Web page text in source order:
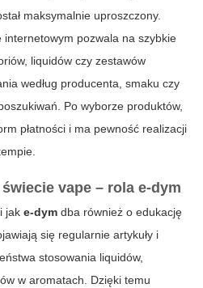
maksymalnie uproszczony.
pozwala na szybkie
liquidów czy zestawów
według producenta, smaku czy
Po wyborze produktów,
płatności i ma pewność realizacji
vape – rola e-dym
jak e-dym dba również o edukację
się regularnie artykuły i
stosowania liquidów,
w aromatach. Dzięki temu